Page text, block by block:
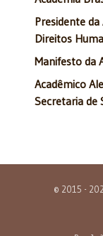
Presidente da
Direitos
Manifesto da
Acadêmico
Secretaria
© 2015 -